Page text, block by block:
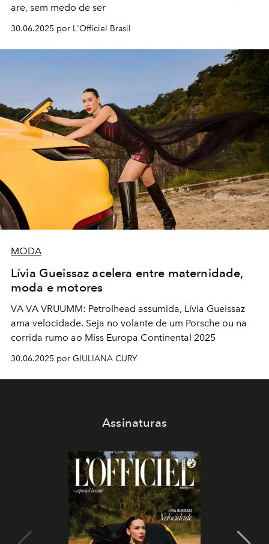
are, sem medo de ser
30.06.2025 por L'Officiel Brasil
MODA
Lívia Gueissaz acelera entre maternidade,
moda e motores
VA VA VRUUMM: Petrolhead assumida, Lívia Gueissaz
ama velocidade. Seja no volante de um Porsche ou na
corrida rumo ao Miss Europa Continental 2025
30.06.2025 por GIULIANA CURY
Assinaturas